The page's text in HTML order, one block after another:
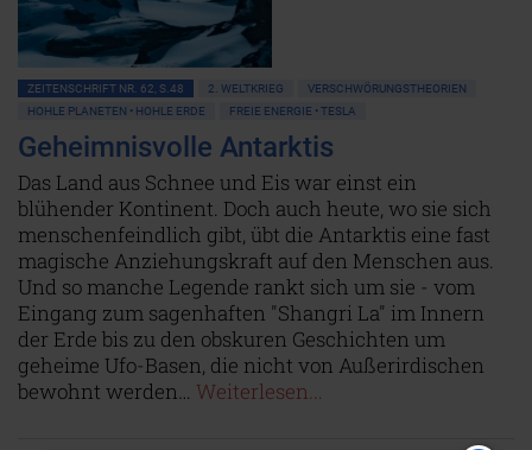
ZEITENSCHRIFT NR. 62, S.48 2. WELTKRIEG
VERSCHWÖRUNGSTHEORIEN
HOHLE PLANETEN • HOHLE ERDE
FREIE ENERGIE • TESLA
Geheimnisvolle Antarktis
Das Land aus Schnee und Eis war einst ein
blühender Kontinent. Doch auch heute, wo sie sich
menschenfeindlich gibt, übt die Antarktis eine fast
magische Anziehungskraft auf den Menschen aus.
Und so manche Legende rankt sich um sie - vom
Eingang zum sagenhaften "Shangri La" im Innern
der Erde bis zu den obskuren Geschichten um
geheime Ufo-Basen, die nicht von Außerirdischen
bewohnt werden… Weiterlesen...